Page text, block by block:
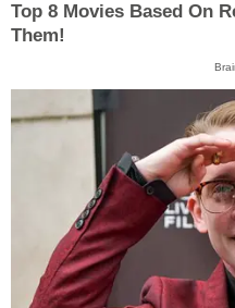
Top 8 Movies Based On
Them!